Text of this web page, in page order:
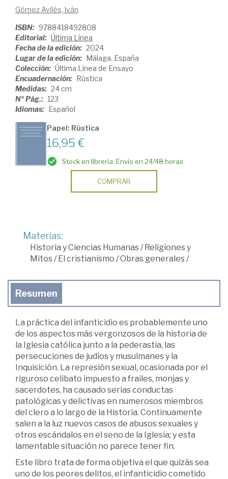
Gómez Avilés, Iván
ISBN: 9788418492808
Editorial: Última Línea
Fecha de la edición: 2024
Lugar de la edición: Málaga. España
Colección: Última Línea de Ensayo
Encuadernación: Rústica
Medidas: 24 cm
Nº Pág.: 123
Idiomas: Español
Papel: Rústica
16,95 €
Stock en librería. Envío en 24/48 horas
COMPRAR
Materias:
Historia y Ciencias Humanas /Religiones y
Mitos /El cristianismo /Obras generales /
Resumen
La práctica del infanticidio es probablemente uno
de los aspectos más vergonzosos de la historia de
la Iglesia católica junto a la pederastia, las
persecuciones de judíos y musulmanes y la
Inquisición. La represión sexual, ocasionada por el
riguroso celibato impuesto a frailes, monjas y
sacerdotes, ha causado serias conductas
patológicas y delictivas en numerosos miembros
del clero a lo largo de la Historia. Continuamente
salen a la luz nuevos casos de abusos sexuales y
otros escándalos en el seno de la Iglesia; y esta
lamentable situación no parece tener fin.
Este libro trata de forma objetiva el que quizás sea
uno de los peores delitos, el infanticidio cometido